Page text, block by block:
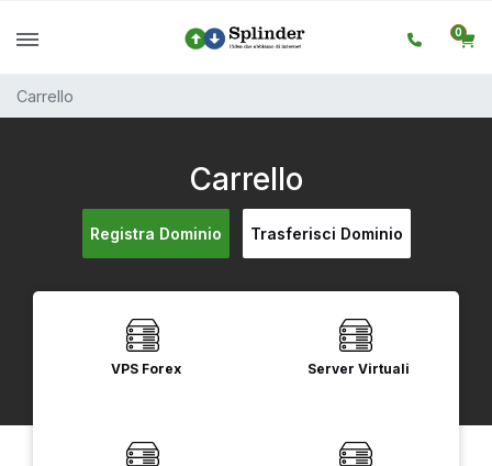
0
Carrello
Carrello
Registra Dominio Trasferisci Dominio
VPS Forex Server Virtuali